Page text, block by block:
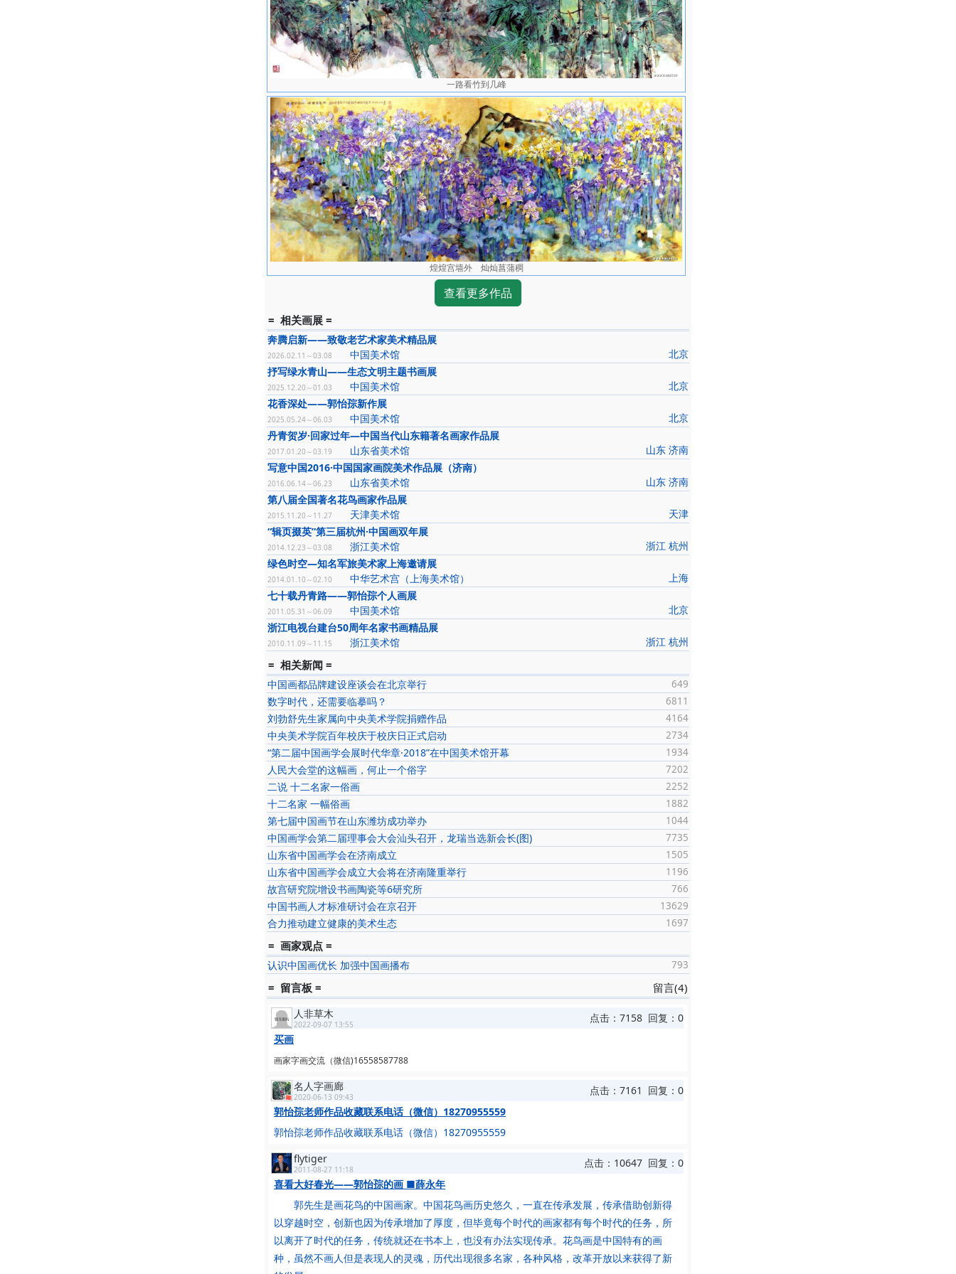
一路看竹到几峰
煌煌宫墙外 灿灿菖蒲稠
查看更多作品
= 相关画展 =
奔腾启新——致敬老艺术家美术精品展
北京
2026.02.11～03.08
中国美术馆
抒写绿水青山——生态文明主题书画展
北京
2025.12.20～01.03
中国美术馆
花香深处——郭怡孮新作展
北京
2025.05.24～06.03
中国美术馆
丹青贺岁·回家过年—中国当代山东籍著名画家作品展
山东 济南
2017.01.20～03.19
山东省美术馆
写意中国2016·中国国家画院美术作品展（济南）
山东 济南
2016.06.14～06.23
山东省美术馆
第八届全国著名花鸟画家作品展
天津
2015.11.20～11.27
天津美术馆
“辑页掇英”第三届杭州·中国画双年展
浙江 杭州
2014.12.23～03.08
浙江美术馆
绿色时空—知名军旅美术家上海邀请展
上海
2014.01.10～02.10
中华艺术宫（上海美术馆）
七十载丹青路——郭怡孮个人画展
北京
2011.05.31～06.09
中国美术馆
浙江电视台建台50周年名家书画精品展
浙江 杭州
2010.11.09～11.15 浙江美术馆
= 相关新闻 =
649
中国画都品牌建设座谈会在北京举行
6811
数字时代，还需要临摹吗？
4164
刘勃舒先生家属向中央美术学院捐赠作品
2734
中央美术学院百年校庆于校庆日正式启动
1934
“第二届中国画学会展时代华章·2018”在中国美术馆开幕
7202
人民大会堂的这幅画，何止一个俗字
2252
二说 十二名家一俗画
1882
十二名家 一幅俗画
1044
第七届中国画节在山东潍坊成功举办
7735
中国画学会第二届理事会大会汕头召开，龙瑞当选新会长(图)
1505
山东省中国画学会在济南成立
1196
山东省中国画学会成立大会将在济南隆重举行
766
故宫研究院增设书画陶瓷等6研究所
13629
中国书画人才标准研讨会在京召开
1697
合力推动建立健康的美术生态
= 画家观点 =
793
认识中国画优长 加强中国画播布
留言(4)
= 留言板 =
人非草木
2022-09-07 13:55
点击：7158 回复：0
买画
画家字画交流（微信)16558587788
名人字画廊
2020-06-13 09:43
点击：7161 回复：0
郭怡孮老师作品收藏联系电话（微信）18270955559
郭怡孮老师作品收藏联系电话（微信）18270955559
flytiger
2011-08-27 11:18
点击：10647 回复：0
喜看大好春光——郭怡孮的画 ■薛永年
郭先生是画花鸟的中国画家。中国花鸟画历史悠久，一直在传承发展，传承借助创新得
以穿越时空，创新也因为传承增加了厚度，但毕竟每个时代的画家都有每个时代的任务，所
以离开了时代的任务，传统就还在书本上，也没有办法实现传承。花鸟画是中国特有的画
种，虽然不画人但是表现人的灵魂，历代出现很多名家，各种风格，改革开放以来获得了新